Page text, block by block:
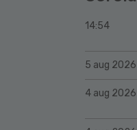
14:54
5 aug 2026
4 aug 2026